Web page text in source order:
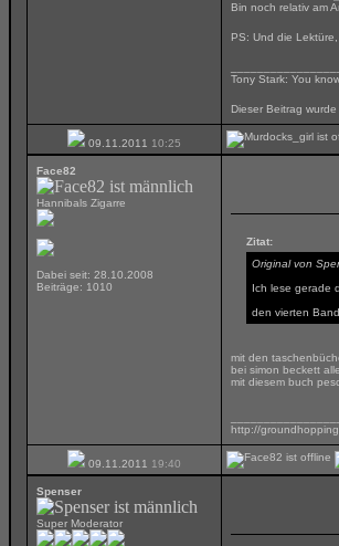
Bin noch relativ am
PS: Und die
Tony Stark: You
Dieser Beitrag
09.11.2011 10:25
Face82
Hannibals Zigarre
Dabei seit: 28.10.2008
Beiträge: 1010
Zitat:
Original von
Ich lese gerade
den vierten
mit den
bei simon beckett
mit diesem buch
http://
09.11.2011 19:40
Spenser
Super Moderator